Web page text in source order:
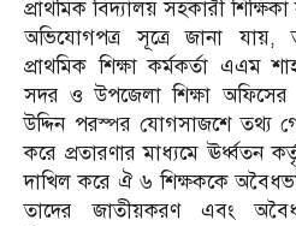
প্রাথমিক বিদ্যালয় সহকারী শিক্ষিকা
অ‌ভিযোগপত্র সূত্রে জানা
প্রাথমিক শিক্ষা কর্মকর্তা এএম
সদ‌র ও উপজেলা শিক্ষা
উদ্দিন পরস্পর যোগসাজশে তথ্য
করে প্রতারণার মাধ্যমে ঊর্ধ্বতন
দাখিল করে ঐ ৬ শিক্ষককে
তাদের জাতীয়করণ এবং অবৈধ